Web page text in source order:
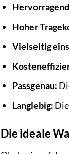
Hoher
Vielseitig
Passgenau:
Langlebig:
Die ideale